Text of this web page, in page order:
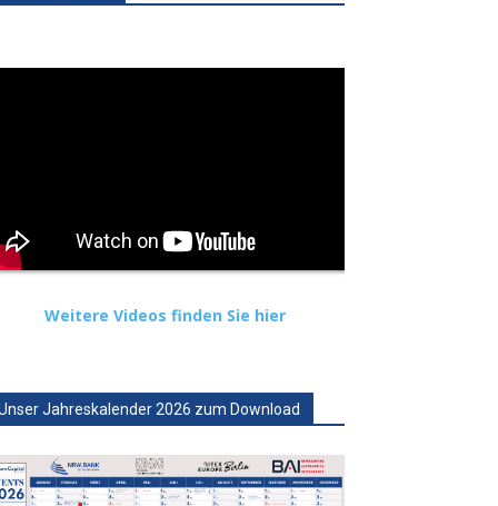
Weitere Videos finden Sie hier
Jahreskalender 2026 zum Download